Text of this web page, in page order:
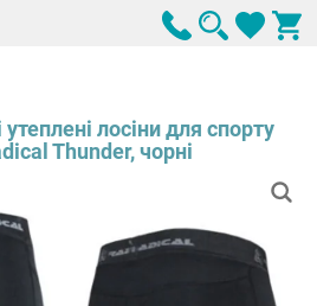
лосіни для спорту
Thunder, чорні